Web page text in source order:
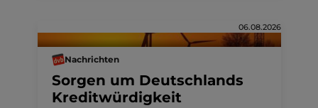
06.08.2026
Nachrichten
Sorgen um Deutschlands
Kreditwürdigkeit